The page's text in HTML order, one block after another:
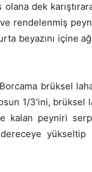
dek
rendelenmiş
beyazını içine
brüksel
1/3’ini, brüksel
peyniri
yükseltip